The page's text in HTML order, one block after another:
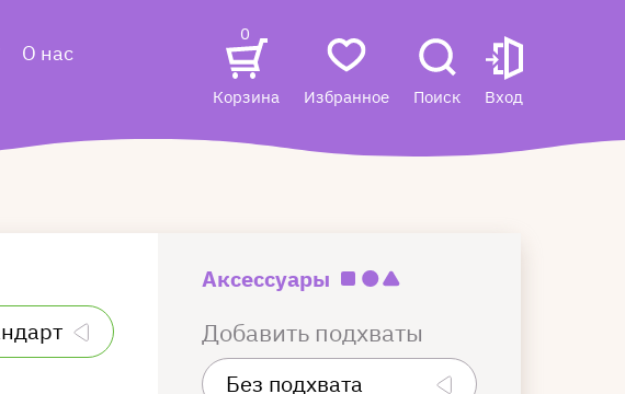
О нас
0
Корзина Избранное Поиск Вход
Аксессуары
Добавить подхваты